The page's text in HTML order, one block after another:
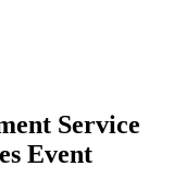
Service
Event